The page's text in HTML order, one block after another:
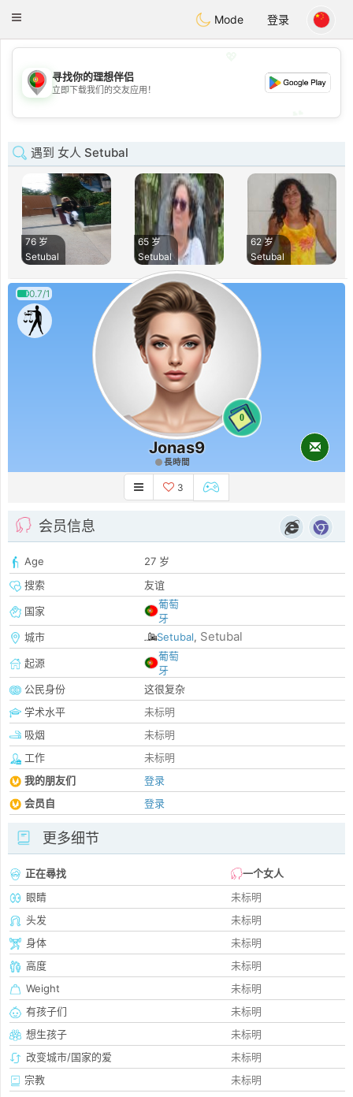
Portugues
Toggle
Mode 登录
💖
💕
寻找你的理想伴侣
立即下载我们的交友应用！
遇到 女人 Setubal
76 岁
Setubal
65 岁
Setubal
62 岁
Setubal
0.7/1
0
Jonas9
長時間
3
会员信息
Age
27 岁
搜索
友谊
国家
葡萄
牙
城市
Setubal, Setubal
起源
葡萄
牙
公民身份
这很复杂
学术水平
未标明
吸烟
未标明
工作
未标明
我的朋友们
登录
会员自
登录
更多细节
正在尋找
一个女人
眼睛
未标明
头发
未标明
身体
未标明
高度
未标明
Weight
未标明
有孩子们
未标明
想生孩子
未标明
改变城市/国家的爱
未标明
宗教
未标明